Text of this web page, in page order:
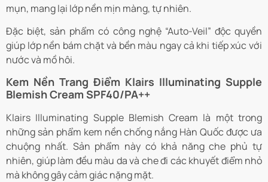
mụn, mang lại lớp nền mịn màng, tự nhiên.
Đặc biệt, sản phẩm có công nghệ “Auto-Veil” độc quyền
giúp lớp nền bám chặt và bền màu ngay cả khi tiếp xúc với
nước và mồ hôi.
Kem Nền Trang Điểm Klairs Illuminating Supple
Blemish Cream SPF40/PA++
Klairs Illuminating Supple Blemish Cream là một trong
những sản phẩm kem nền chống nắng Hàn Quốc được ưa
chuộng nhất. Sản phẩm này có khả năng che phủ tự
nhiên, giúp làm đều màu da và che đi các khuyết điểm nhỏ
mà không gây cảm giác nặng mặt.